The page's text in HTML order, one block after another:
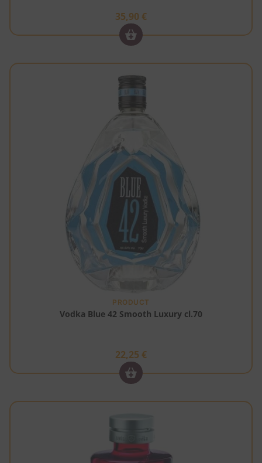
35,90 €
PRODUCT
Vodka Blue 42 Smooth Luxury cl.70
22,25 €